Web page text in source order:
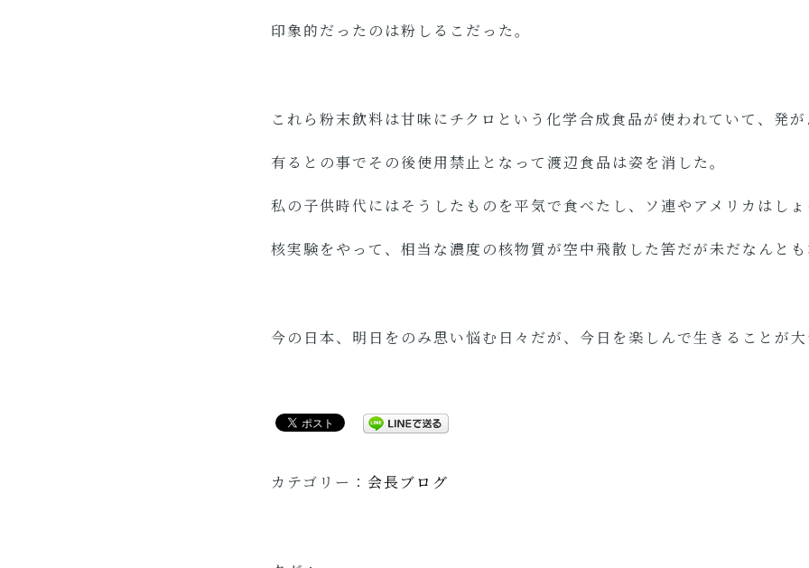
印象的だったのは粉しるこだった。
これら粉末飲料は甘味にチクロという化学合成食品が使われていて、発
有るとの事でその後使用禁止となって渡辺食品は姿を消した。
私の子供時代にはそうしたものを平気で食べたし、ソ連やアメリカはし
核実験をやって、相当な濃度の核物質が空中飛散した筈だが未だなんと
今の日本、明日をのみ思い悩む日々だが、今日を楽しんで生きることが
カテゴリー： 会長ブログ